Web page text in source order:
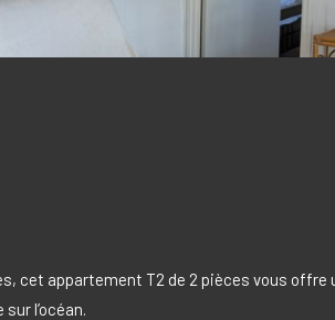
cet appartement T2 de 2 pièces vous
l’océan.